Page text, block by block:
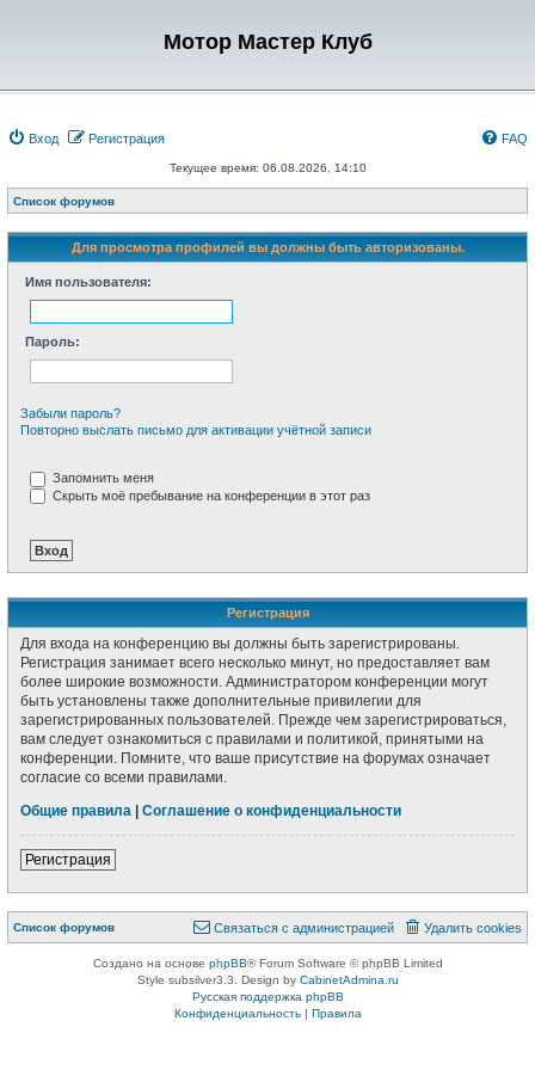
Мотор Мастер Клуб
Вход Регистрация FAQ
Текущее время: 06.08.2026, 14:10
Список форумов
Для просмотра профилей вы должны быть авторизованы.
Имя пользователя:
Пароль:
Забыли пароль?
Повторно выслать письмо для активации учётной записи
Запомнить меня
Скрыть моё пребывание на конференции в этот раз
Регистрация
Для входа на конференцию вы должны быть зарегистрированы.
Регистрация занимает всего несколько минут, но предоставляет вам
более широкие возможности. Администратором конференции могут
быть установлены также дополнительные привилегии для
зарегистрированных пользователей. Прежде чем зарегистрироваться,
вам следует ознакомиться с правилами и политикой, принятыми на
конференции. Помните, что ваше присутствие на форумах означает
согласие со всеми правилами.
Общие правила
Соглашение о конфиденциальности
Регистрация
Список форумов Удалить cookies
Связаться с администрацией
Создано на основе phpBB® Forum Software © phpBB Limited
Style subsilver3.3. Design by CabinetAdmina.ru
Русская поддержка phpBB
Конфиденциальность| Правила